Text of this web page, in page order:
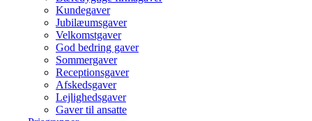
Kundegaver
Jubilæumsgaver
Velkomstgaver
God bedring gaver
Sommergaver
Receptionsgaver
Afskedsgaver
Lejlighedsgaver
Gaver til ansatte